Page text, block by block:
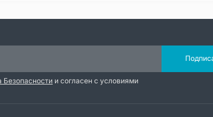
Безопасности и согласен с условиями